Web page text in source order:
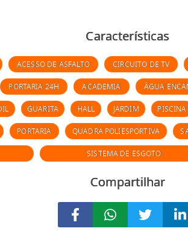
Características
ACESSO DE ASFALTO CIRCUITO DE TV
PORTARIA 24H ACADEMIA ÁGUA
GUARITA HALL JARDIM PISCINA
PORTARIA QUADRA POLIESPORTIVA
SISTEMA DE ESGOTO
Compartilhar